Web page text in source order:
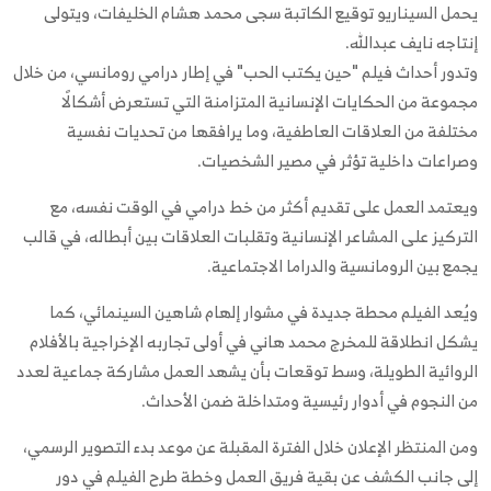
يحمل السيناريو توقيع الكاتبة سجى محمد هشام الخليفات، ويتولى
إنتاجه نايف عبدالله.
وتدور أحداث فيلم "حين يكتب الحب" في إطار درامي رومانسي، من خلال
مجموعة من الحكايات الإنسانية المتزامنة التي تستعرض أشكالًا
مختلفة من العلاقات العاطفية، وما يرافقها من تحديات نفسية
وصراعات داخلية تؤثر في مصير الشخصيات.
ويعتمد العمل على تقديم أكثر من خط درامي في الوقت نفسه، مع
التركيز على المشاعر الإنسانية وتقلبات العلاقات بين أبطاله، في قالب
يجمع بين الرومانسية والدراما الاجتماعية.
ويُعد الفيلم محطة جديدة في مشوار إلهام شاهين السينمائي، كما
يشكل انطلاقة للمخرج محمد هاني في أولى تجاربه الإخراجية بالأفلام
الروائية الطويلة، وسط توقعات بأن يشهد العمل مشاركة جماعية لعدد
من النجوم في أدوار رئيسية ومتداخلة ضمن الأحداث.
ومن المنتظر الإعلان خلال الفترة المقبلة عن موعد بدء التصوير الرسمي،
إلى جانب الكشف عن بقية فريق العمل وخطة طرح الفيلم في دور